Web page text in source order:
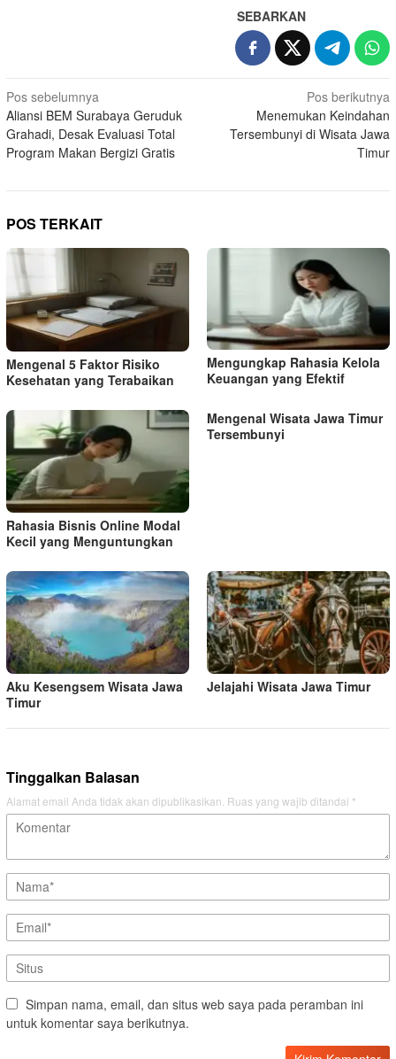
SEBARKAN
Navigasi
pos
Pos sebelumnya
Aliansi BEM Surabaya Geruduk
Grahadi, Desak Evaluasi Total
Program Makan Bergizi Gratis
Pos berikutnya
Menemukan Keindahan
Tersembunyi di Wisata Jawa
Timur
POS TERKAIT
Mengenal 5 Faktor Risiko
Kesehatan yang Terabaikan
Mengungkap Rahasia Kelola
Keuangan yang Efektif
Rahasia Bisnis Online Modal
Kecil yang Menguntungkan
Mengenal Wisata Jawa Timur
Tersembunyi
Aku Kesengsem Wisata Jawa
Timur
Jelajahi Wisata Jawa Timur
Tinggalkan Balasan
Alamat email Anda tidak akan dipublikasikan. Ruas yang wajib ditandai *
Simpan nama, email, dan situs web saya pada peramban ini
untuk komentar saya berikutnya.